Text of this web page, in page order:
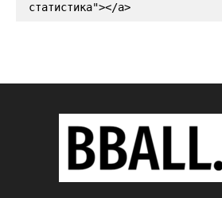
статистика"></a>